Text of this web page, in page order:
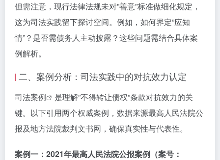
但需注意，现行法律法规未对”善意”标准做细化规定，
这为司法实践留下探讨空间。例如，如何界定”应知
情”？是否需债务人主动披露？这些问题需结合具体案
例解析。
二、案例分析：司法实践中的对抗效力认定
司法案例
是理解”不得转让债权”条款对抗效力的关
键。以下引用两个权威案例，数据来源最高人民法院公
报及地方法院裁判文书网，确保真实性与代表性。
案例一：2021年最高人民法院公报案例（案号：